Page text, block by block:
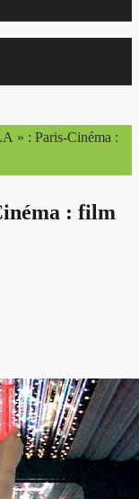
» : Paris-Cinéma :
: film